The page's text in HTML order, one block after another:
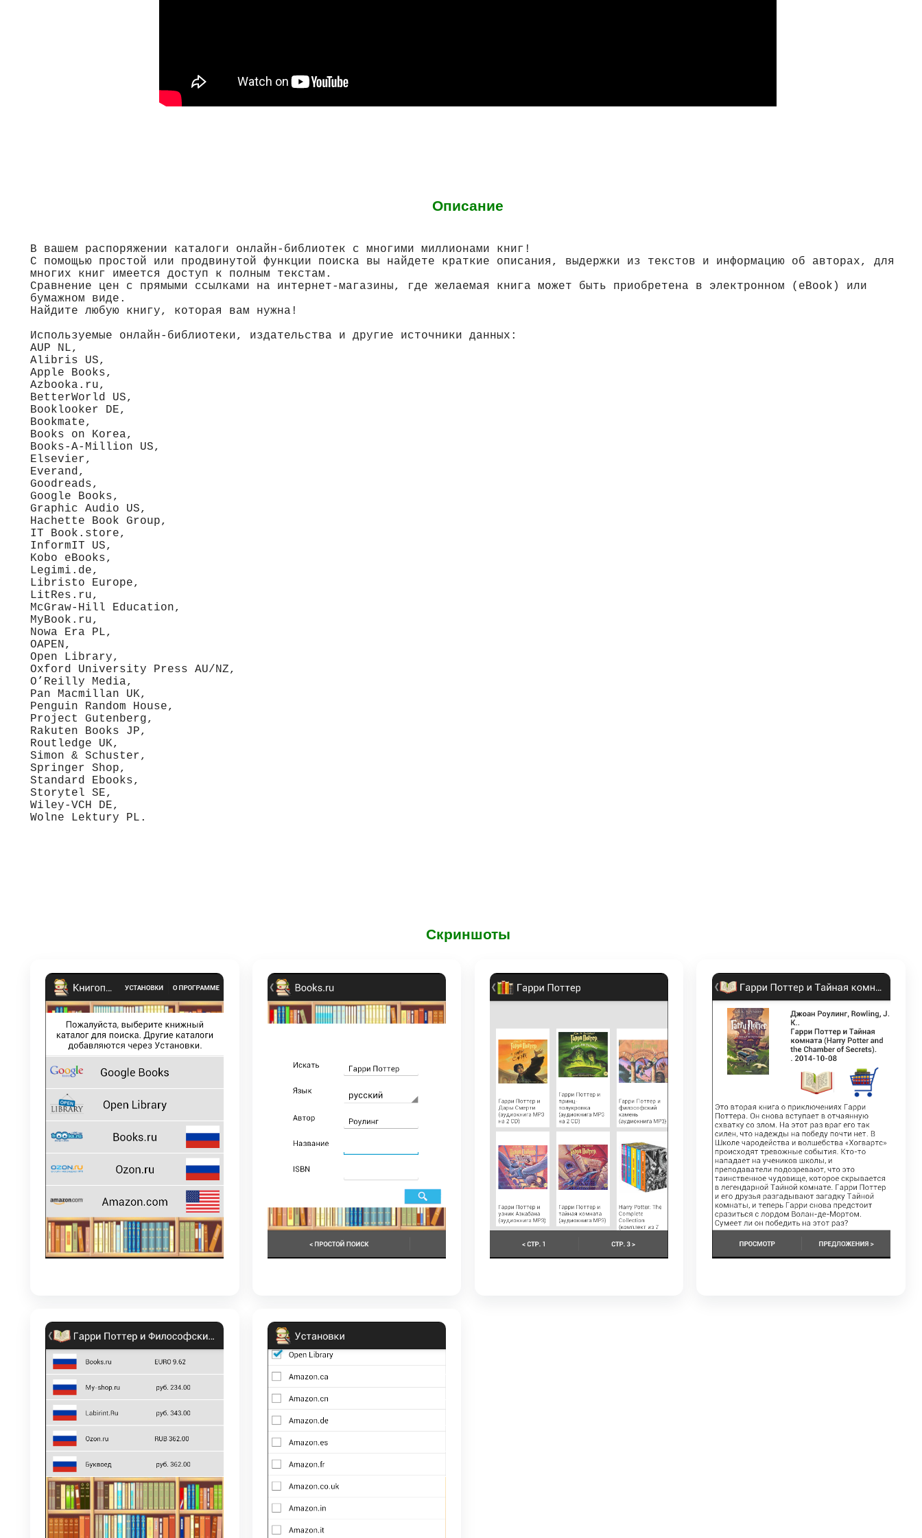
Описание
В вашем распоряжении каталоги онлайн-библиотек с многими миллионами книг!
С помощью простой или продвинутой функции поиска вы найдете краткие описания, выдержки из текстов и информацию об авторах, для
многих книг имеется доступ к полным текстам.
Сравнение цен с прямыми ссылками на интернет-магазины, где желаемая книга может быть приобретена в электронном (eBook) или
бумажном виде.
Найдите любую книгу, которая вам нужна!
Используемые онлайн-библиотеки, издательства и другие источники данных:
AUP NL,
Alibris US,
Apple Books,
Azbooka.ru,
BetterWorld US,
Booklooker DE,
Bookmate,
Books on Korea,
Books-A-Million US,
Elsevier,
Everand,
Goodreads,
Google Books,
Graphic Audio US,
Hachette Book Group,
IT Book.store,
InformIT US,
Kobo eBooks,
Legimi.de,
Libristo Europe,
LitRes.ru,
McGraw-Hill Education,
MyBook.ru,
Nowa Era PL,
OAPEN,
Open Library,
Oxford University Press AU/NZ,
O’Reilly Media,
Pan Macmillan UK,
Penguin Random House,
Project Gutenberg,
Rakuten Books JP,
Routledge UK,
Simon & Schuster,
Springer Shop,
Standard Ebooks,
Storytel SE,
Wiley-VCH DE,
Wolne Lektury PL.
Скриншоты